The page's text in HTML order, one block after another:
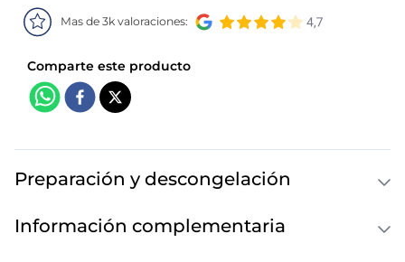
Mas de 3k valoraciones:
Preparación y descongelación
Información complementaria
10. pollo